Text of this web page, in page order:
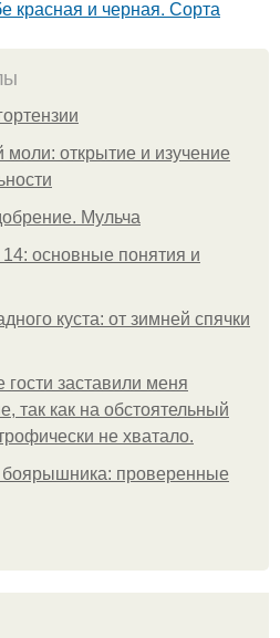
красная и черная. Сорта
открытие и изучение
Мульча
основные понятия и
куста: от зимней спячки
заставили меня
так как на обстоятельный
не хватало.
боярышника: проверенные